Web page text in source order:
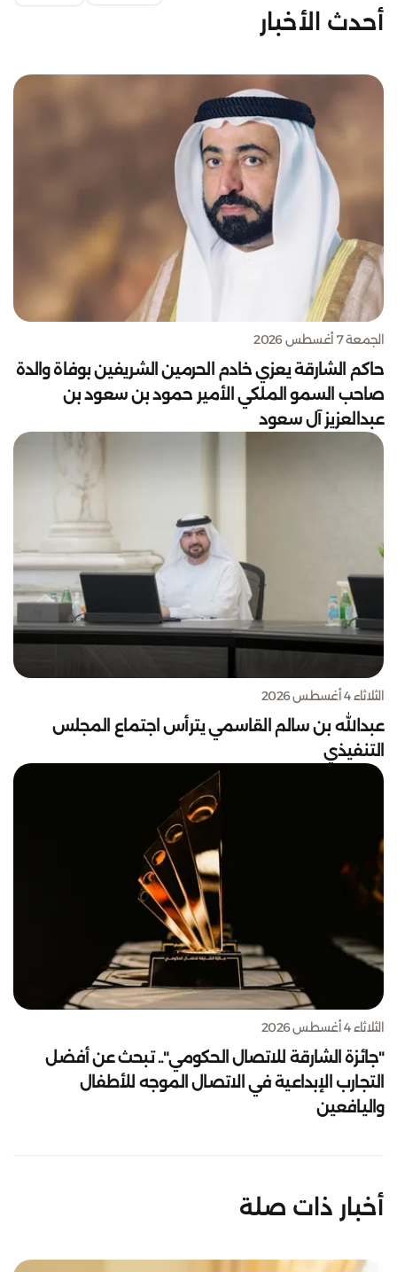
أحدث الأخبار
الجمعة 7 أغسطس 2026
حاكم الشارقة يعزي خادم الحرمين الشريفين بوفاة والدة
صاحب السمو الملكي الأمير حمود بن سعود بن
عبدالعزيز آل سعود
الثلاثاء 4 أغسطس 2026
عبدالله بن سالم القاسمي يترأس اجتماع المجلس
التنفيذي
الثلاثاء 4 أغسطس 2026
"جائزة الشارقة للاتصال الحكومي".. تبحث عن أفضل
التجارب الإبداعية في الاتصال الموجه للأطفال
واليافعين
أخبار ذات صلة